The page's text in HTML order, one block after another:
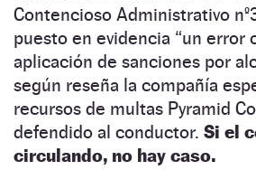
Contencioso Administrativo
puesto en evidencia “un error
aplicación de sanciones por
según reseña la compañía
recursos de multas Pyramid
defendido al conductor. Si el
circulando, no hay caso.